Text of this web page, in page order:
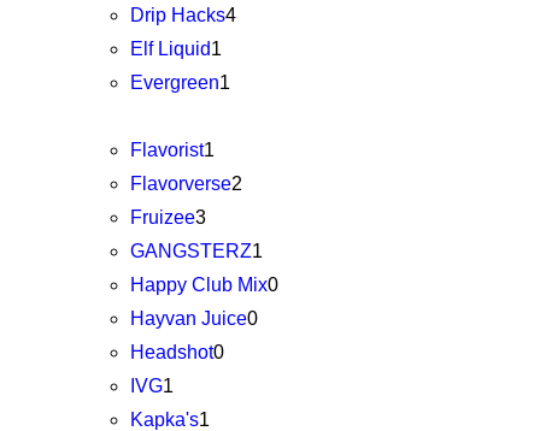
Drip Hacks4
Elf Liquid1
Evergreen1
Flavorist1
Flavorverse2
Fruizee3
GANGSTERZ1
Happy Club Mix0
Hayvan Juice0
Headshot0
IVG1
Kapka's1